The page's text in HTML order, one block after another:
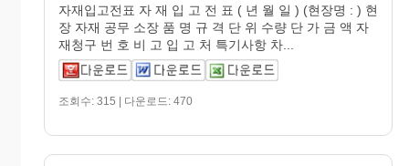
자재입고전표 자 재 입 고 전 표 ( 년 월 일 ) (현장명 : ) 현
장 자재 공무 소장 품 명 규 격 단 위 수량 단 가 금 액 자
재청구 번 호 비 고 입 고 처 특기사항 차...
조회수: 315 | 다운로드: 470